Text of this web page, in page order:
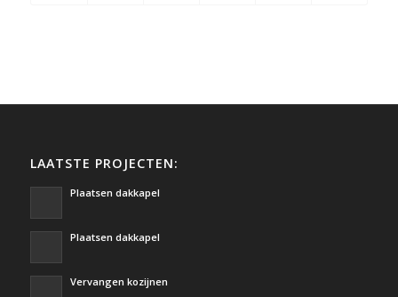
LAATSTE PROJECTEN:
Plaatsen dakkapel
Plaatsen dakkapel
Vervangen kozijnen